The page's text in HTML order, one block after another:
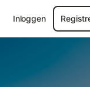
Inloggen